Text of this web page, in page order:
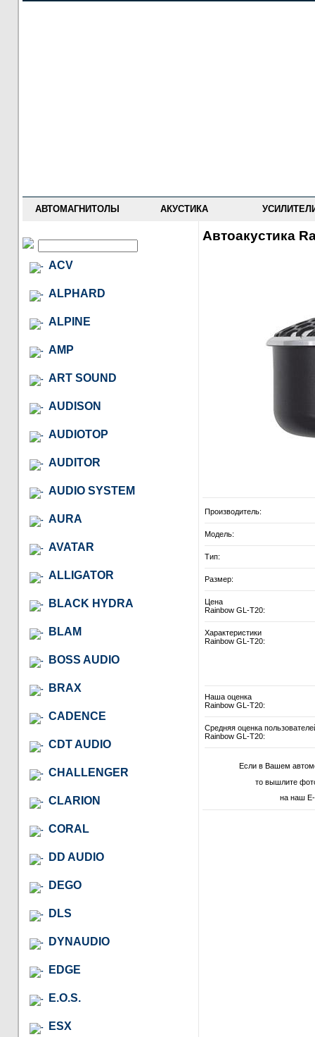
АВТОМАГНИТОЛЫ АКУСТИКА
ACV
ALPHARD
ALPINE
AMP
ART SOUND
AUDISON
AUDIOTOP
AUDITOR
AUDIO SYSTEM
AURA
AVATAR
ALLIGATOR
BLACK HYDRA
BLAM
BOSS AUDIO
BRAX
CADENCE
CDT AUDIO
CHALLENGER
CLARION
CORAL
DD AUDIO
DEGO
DLS
DYNAUDIO
EDGE
E.O.S.
ESX
Автоакустика
Производитель:
Модель:
Тип:
Размер:
Цена
Rainbow GL-T20:
Характеристики
Rainbow GL-T20:
Наша оценка
Rainbow GL-T20:
Средняя оценка
Rainbow GL-T20:
Если в Вашем
то вышлите
на наш